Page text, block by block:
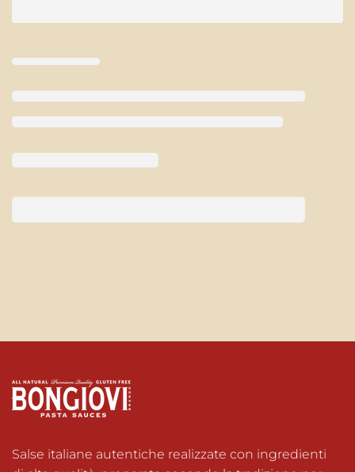
Salse italiane autentiche realizzate con ingredienti